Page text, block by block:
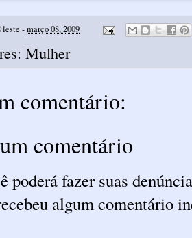
-março 08, 2009
Mulher
comentário:
comentário
poderá fazer suas
algum comentário